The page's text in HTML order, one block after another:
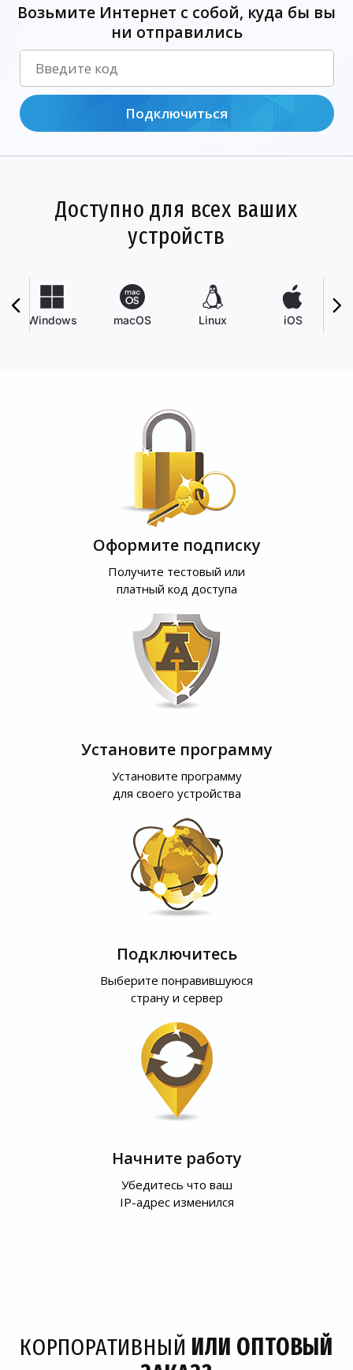
Возьмите Интернет с собой, куда бы вы
ни отправились
Подключиться
Доступно для всех ваших
устройств
Windows macOS Linux iOS
Оформите подписку
Получите тестовый или
платный код доступа
Установите программу
Установите программу
для своего устройства
Подключитесь
Выберите понравившуюся
страну и сервер
Начните работу
Убедитесь что ваш
IP-адрес изменился
КОРПОРАТИВНЫЙ ИЛИ ОПТОВЫЙ